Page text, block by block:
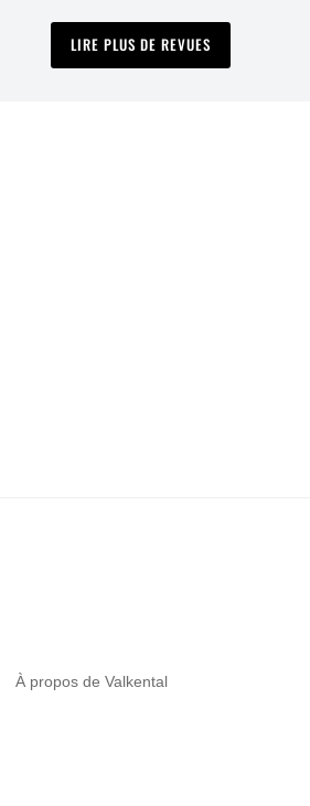
LIRE PLUS DE REVUES
À propos de Valkental